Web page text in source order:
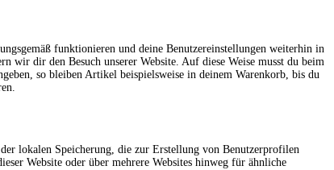
funktionieren und deine Benutzereinstellungen weiterhin in
wir dir den Besuch unserer Website. Auf diese Weise musst du beim
so bleiben Artikel beispielsweise in deinem Warenkorb, bis du
lokalen Speicherung, die zur Erstellung von Benutzerprofilen
Website oder über mehrere Websites hinweg für ähnliche